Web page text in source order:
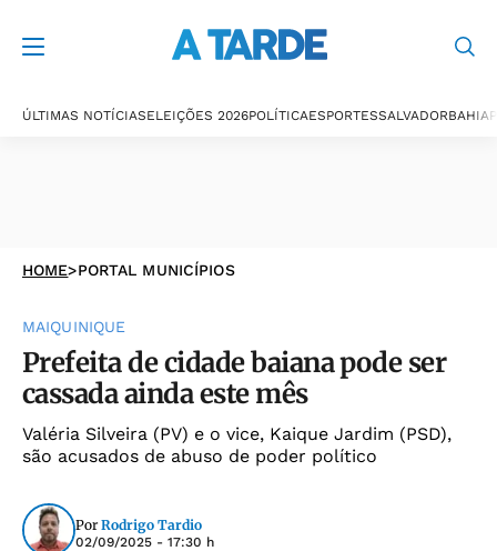
ÚLTIMAS NOTÍCIASELEIÇÕES 2026POLÍTICAESPORTESSALVADORBAHIA
HOME>PORTAL MUNICÍPIOS
MAIQUINIQUE
Prefeita de cidade baiana pode ser
cassada ainda este mês
Valéria Silveira (PV) e o vice, Kaique Jardim (PSD),
são acusados de abuso de poder político
Por Rodrigo Tardio
02/09/2025 - 17:30 h